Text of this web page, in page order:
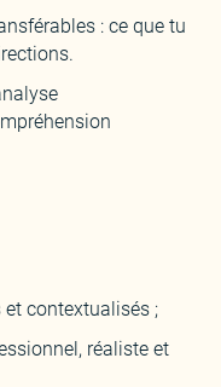
: ce que tu
contextualisés ;
réaliste et